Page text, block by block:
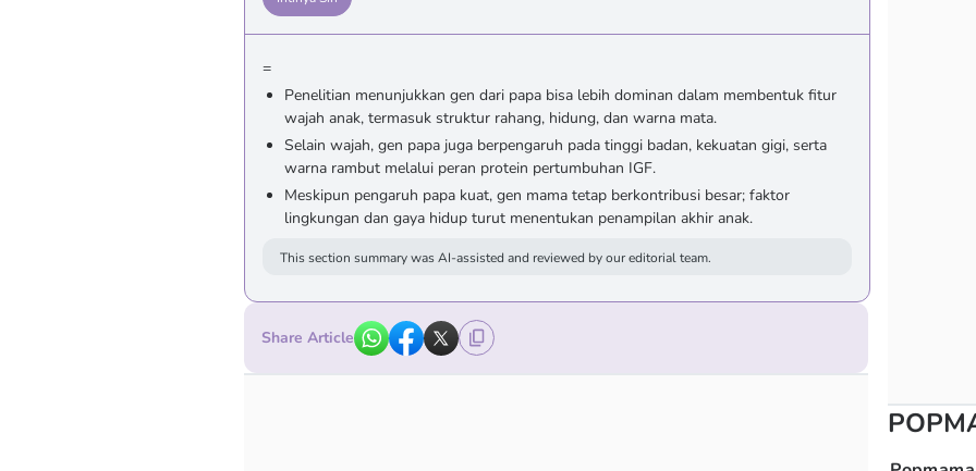
=
Penelitian menunjukkan gen dari papa bisa lebih dominan dalam membentuk fitur
wajah anak, termasuk struktur rahang, hidung, dan warna mata.
Selain wajah, gen papa juga berpengaruh pada tinggi badan, kekuatan gigi, serta
warna rambut melalui peran protein pertumbuhan IGF.
Meskipun pengaruh papa kuat, gen mama tetap berkontribusi besar; faktor
lingkungan dan gaya hidup turut menentukan penampilan akhir anak.
This section summary was AI-assisted and reviewed by our editorial team.
Share Article